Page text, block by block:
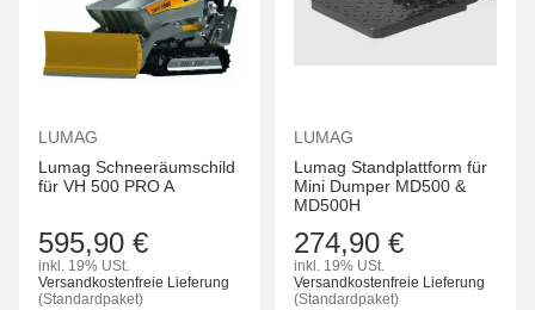
LUMAG
Lumag Schneeräumschild
für VH 500 PRO A
595,90 €
inkl. 19% USt.
Versandkostenfreie Lieferung
(Standardpaket)
LUMAG
Lumag Standplattform für
Mini Dumper MD500 &
MD500H
274,90 €
inkl. 19% USt.
Versandkostenfreie Lieferung
(Standardpaket)